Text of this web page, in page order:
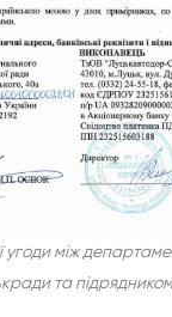
угоди між
та